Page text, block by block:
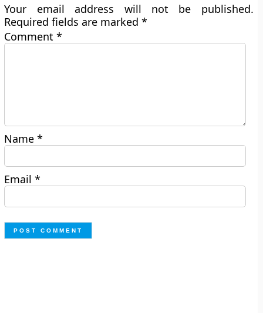
Your email address will not be published.
Required fields are marked*
Comment*
Name*
Email*